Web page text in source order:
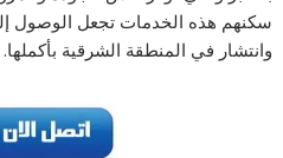
سكنهم هذه الخدمات تجعل الوصول
وانتشار في المنطقة الشرقية بأكملها.